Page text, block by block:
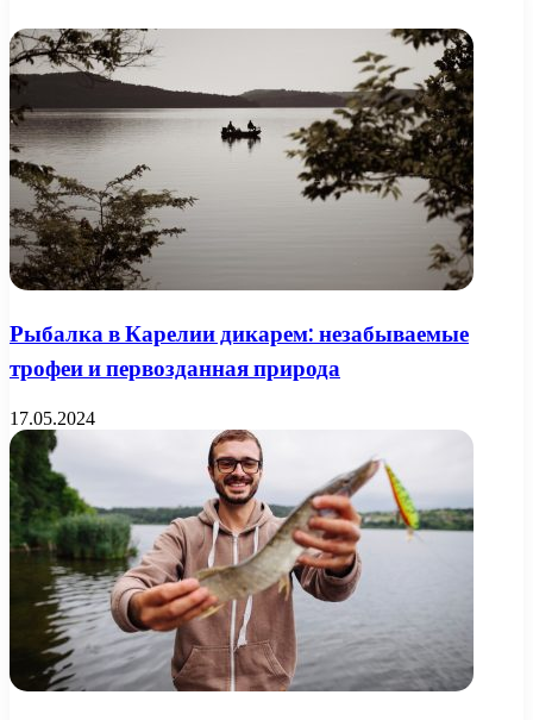
Рыбалка в Карелии дикарем: незабываемые
трофеи и первозданная природа
17.05.2024